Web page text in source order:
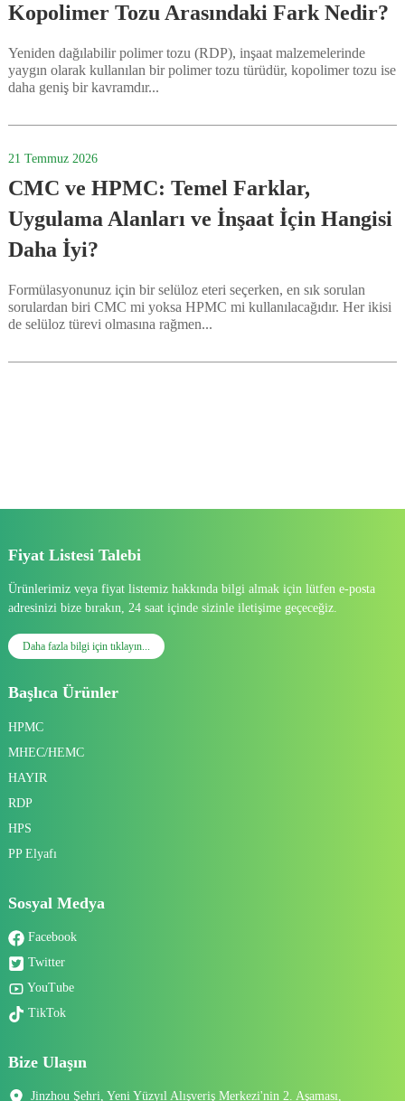
Kopolimer Tozu Arasındaki Fark Nedir?
Yeniden dağılabilir polimer tozu (RDP), inşaat malzemelerinde
yaygın olarak kullanılan bir polimer tozu türüdür, kopolimer tozu ise
daha geniş bir kavramdır...
21 Temmuz 2026
CMC ve HPMC: Temel Farklar,
Uygulama Alanları ve İnşaat İçin Hangisi
Daha İyi?
Formülasyonunuz için bir selüloz eteri seçerken, en sık sorulan
sorulardan biri CMC mi yoksa HPMC mi kullanılacağıdır. Her ikisi
de selüloz türevi olmasına rağmen...
Fiyat Listesi Talebi
Ürünlerimiz veya fiyat listemiz hakkında bilgi almak için lütfen e-posta
adresinizi bize bırakın, 24 saat içinde sizinle iletişime geçeceğiz.
Daha fazla bilgi için tıklayın...
Başlıca Ürünler
HPMC
MHEC/HEMC
HAYIR
RDP
HPS
PP Elyafı
Sosyal Medya
Facebook
Twitter
YouTube
TikTok
Bize Ulaşın
Jinzhou Şehri, Yeni Yüzyıl Alışveriş Merkezi'nin 2. Aşaması,